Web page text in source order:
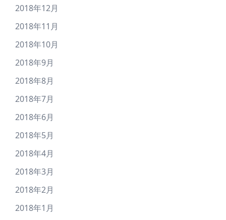
2018年12月
2018年11月
2018年10月
2018年9月
2018年8月
2018年7月
2018年6月
2018年5月
2018年4月
2018年3月
2018年2月
2018年1月